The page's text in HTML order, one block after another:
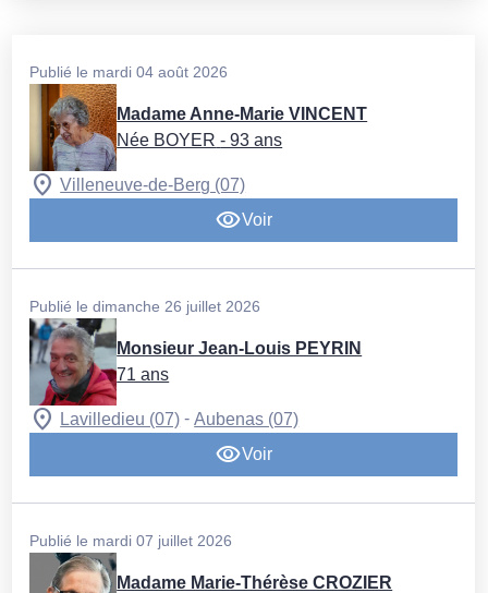
Publié le mardi 04 août 2026
Madame Anne-Marie VINCENT
Née BOYER - 93 ans
Villeneuve-de-Berg (07)
Voir
Publié le dimanche 26 juillet 2026
Monsieur Jean-Louis PEYRIN
71 ans
Lavilledieu (07) - Aubenas (07)
Voir
Publié le mardi 07 juillet 2026
Madame Marie-Thérèse CROZIER